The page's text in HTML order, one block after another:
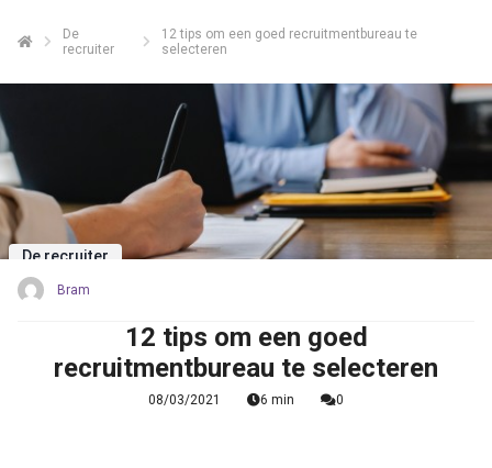
De
recruiter
12 tips om een goed recruitmentbureau te
selecteren
De recruiter
Bram
12 tips om een goed
recruitmentbureau te selecteren
08/03/2021 6 min 0